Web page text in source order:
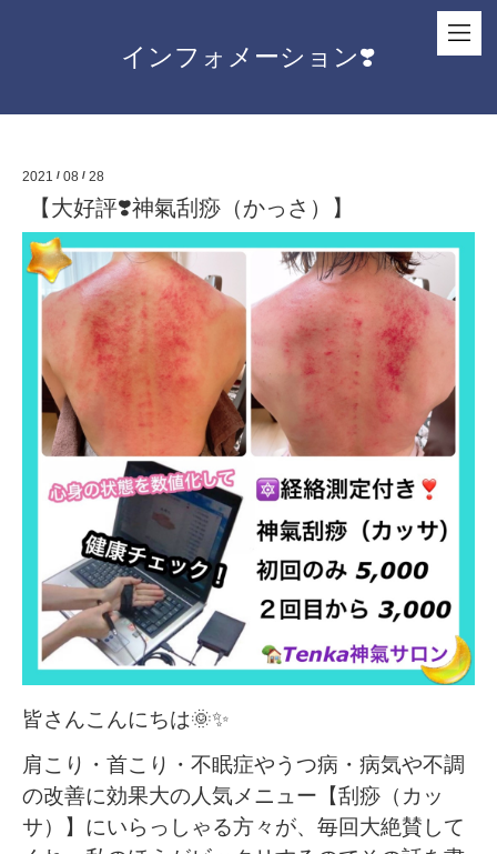
インフォメーション❣️
2021 / 08 / 28
【大好評❣️神氣刮痧（かっさ）】
皆さんこんにちは🌞✨
肩こり・首こり・不眠症やうつ病・病気や不調
の改善に効果大の人気メニュー【刮痧（カッ
サ）】にいらっしゃる方々が、毎回大絶賛して